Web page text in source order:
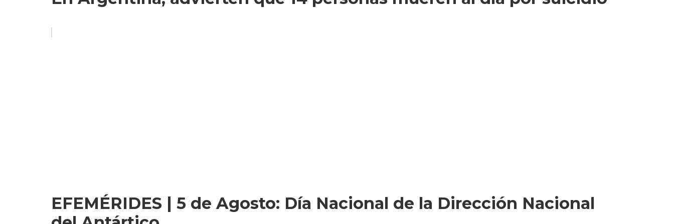
EFEMÉRIDES | 5 de Agosto: Día Nacional de la Dirección Nacional